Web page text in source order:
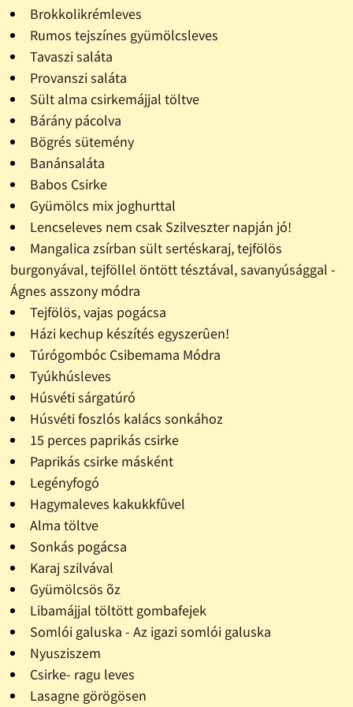
Brokkolikrémleves
Rumos tejszínes gyümölcsleves
Tavaszi saláta
Provanszi saláta
Sült alma csirkemájjal töltve
Bárány pácolva
Bögrés sütemény
Banánsaláta
Babos Csirke
Gyümölcs mix joghurttal
Lencseleves nem csak Szilveszter napján jó!
Mangalica zsírban sült sertéskaraj, tejfölös
burgonyával, tejföllel öntött tésztával, savanyúsággal -
Ágnes asszony módra
Tejfölös, vajas pogácsa
Házi kechup készítés egyszerûen!
Túrógombóc Csibemama Módra
Tyúkhúsleves
Húsvéti sárgatúró
Húsvéti foszlós kalács sonkához
15 perces paprikás csirke
Paprikás csirke másként
Legényfogó
Hagymaleves kakukkfûvel
Alma töltve
Sonkás pogácsa
Karaj szilvával
Gyümölcsös õz
Libamájjal töltött gombafejek
Somlói galuska - Az igazi somlói galuska
Nyusziszem
Csirke- ragu leves
Lasagne görögösen